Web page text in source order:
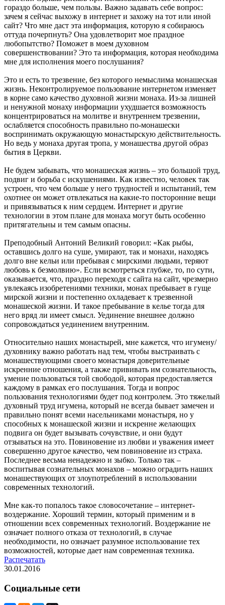
гораздо больше, чем пользы. Важно задавать себе вопрос:
зачем я сейчас выхожу в интернет и захожу на тот или иной
сайт? Что мне даст эта информация, которую я собираюсь
оттуда почерпнуть? Она удовлетворит мое праздное
любопытство? Поможет в моем духовном
совершенствовании? Это та информация, которая необходима
мне для исполнения моего послушания?
Это и есть то трезвение, без которого немыслима монашеская
жизнь. Неконтролируемое пользование интернетом изменяет
в корне само качество духовной жизни монаха. Из-за лишней
и ненужной монаху информации ухудшается возможность
концентрироваться на молитве и внутреннем трезвении,
ослабляется способность правильно по-монашески
воспринимать окружающую монастырскую действительность.
Но ведь у монаха другая тропа, у монашества другой образ
бытия в Церкви.
Не будем забывать, что монашеская жизнь – это большой труд,
подвиг и борьба с искушениями. Как известно, человек так
устроен, что чем больше у него трудностей и испытаний, тем
охотнее он может отвлекаться на какие-то посторонние вещи
и привязываться к ним сердцем. Интернет и другие
технологии в этом плане для монаха могут быть особенно
притягательны и тем самым опасны.
Преподобный Антоний Великий говорил: «Как рыбы,
оставшись долго на суше, умирают, так и монахи, находясь
долго вне кельи или пребывая с мирскими людьми, теряют
любовь к безмолвию». Если всмотреться глубже, то, по сути,
оказывается, что, праздно переходя с сайта на сайт, чрезмерно
увлекаясь изобретениями техники, монах пребывает в гуще
мирской жизни и постепенно охладевает к трезвенной
монашеской жизни. И такое пребывание в келье тогда для
него вряд ли имеет смысл. Уединение внешнее должно
сопровождаться уединением внутренним.
Относительно наших монастырей, мне кажется, что игумену/
духовнику важно работать над тем, чтобы выстраивать с
монашествующими своего монастыря доверительные
искренние отношения, а также прививать им сознательность,
умение пользоваться той свободой, которая предоставляется
каждому в рамках его послушания. Тогда и вопрос
пользования технологиями будет под контролем. Это тяжелый
духовный труд игумена, который не всегда бывает замечен и
правильно понят всеми насельниками монастыря, но у
способных к монашеской жизни и искренне желающих
подвига он будет вызывать сочувствие, и они будут
отзываться на это. Повиновение из любви и уважения имеет
совершенно другое качество, чем повиновение из страха.
Последнее весьма ненадежно и зыбко. Только так –
воспитывая сознательных монахов – можно оградить наших
монашествующих от злоупотреблений в использовании
современных технологий.
Мне как-то попалось такое словосочетание – интернет-
воздержание. Хороший термин, который применим и в
отношении всех современных технологий. Воздержание не
означает полного отказа от технологий, в случае
необходимости, но означает разумное использование тех
возможностей, которые дает нам современная техника.
Распечатать
30.01.2016
Социальные сети